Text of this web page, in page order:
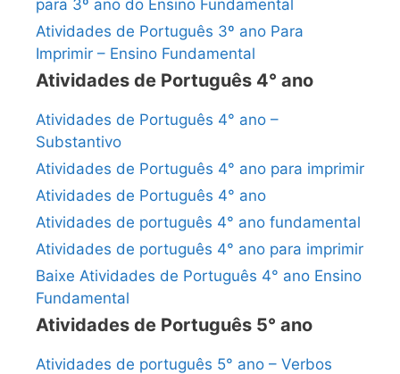
para 3º ano do Ensino Fundamental
Atividades de Português 3º ano Para
Imprimir – Ensino Fundamental
Atividades de Português 4° ano
Atividades de Português 4° ano –
Substantivo
Atividades de Português 4° ano para imprimir
Atividades de Português 4° ano
Atividades de português 4° ano fundamental
Atividades de português 4° ano para imprimir
Baixe Atividades de Português 4° ano Ensino
Fundamental
Atividades de Português 5° ano
Atividades de português 5° ano – Verbos